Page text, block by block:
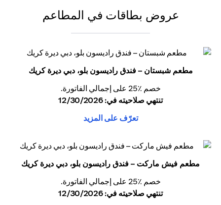
عروض بطاقات في المطاعم
مطعم شبستان – فندق راديسون بلو، دبي ديرة كريك
خصم ٪25 على إجمالي الفاتورة.
تنتهي صلاحيته في: 12/30/2026
تعرّف على المزيد
مطعم فيش ماركت – فندق راديسون بلو، دبي ديرة كريك
خصم ٪25 على إجمالي الفاتورة.
تنتهي صلاحيته في: 12/30/2026